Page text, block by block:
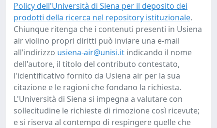
Policy dell'Università di Siena per il deposito dei
prodotti della ricerca nel repository istituzionale.
Chiunque ritenga che i contenuti presenti in Usiena
air violino propri diritti può inviare una e-mail
all'indirizzo usiena-air@unisi.it indicando il nome
dell'autore, il titolo del contributo contestato,
l'identificativo fornito da Usiena air per la sua
citazione e le ragioni che fondano la richiesta.
L'Università di Siena si impegna a valutare con
sollecitudine le richieste di rimozione così ricevute;
e si riserva al contempo di respingere quelle che